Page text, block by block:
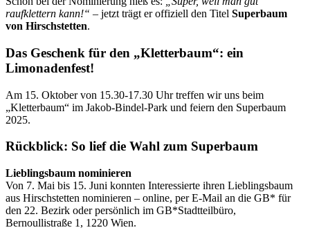
raufklettern kann!“ – jetzt trägt er offiziell den Titel Superbaum
von Hirschstetten.
Das Geschenk für den „Kletterbaum“: ein
Limonadenfest!
Am 15. Oktober von 15.30-17.30 Uhr treffen wir uns beim
„Kletterbaum“ im Jakob-Bindel-Park und feiern den Superbaum
2025.
Rückblick: So lief die Wahl zum Superbaum
Lieblingsbaum nominieren
Von 7. Mai bis 15. Juni konnten Interessierte ihren Lieblingsbaum
aus Hirschstetten nominieren – online, per E-Mail an die GB* für
den 22. Bezirk oder persönlich im GB*Stadtteilbüro,
Bernoullistraße 1, 1220 Wien.